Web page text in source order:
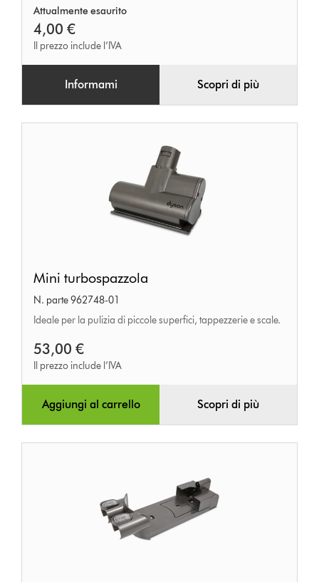
Attualmente esaurito
4,00 €
Il prezzo include l’IVA
Informami Scopri di più
turbospazzola
Mini turbospazzola
N. parte 962748-01
Ideale per la pulizia di piccole superfici, tappezzerie e scale.
53,00 €
Il prezzo include l’IVA
Aggiungi al carrello Scopri di più